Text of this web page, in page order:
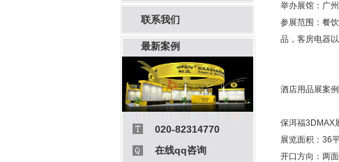
联系我们
最新案例
020-82314770
在线qq咨询
举办展馆：广
参展范围：餐
品，客房电器
酒店用品展案例
保洱福3DMAX
展览面积：36
开口方向：两